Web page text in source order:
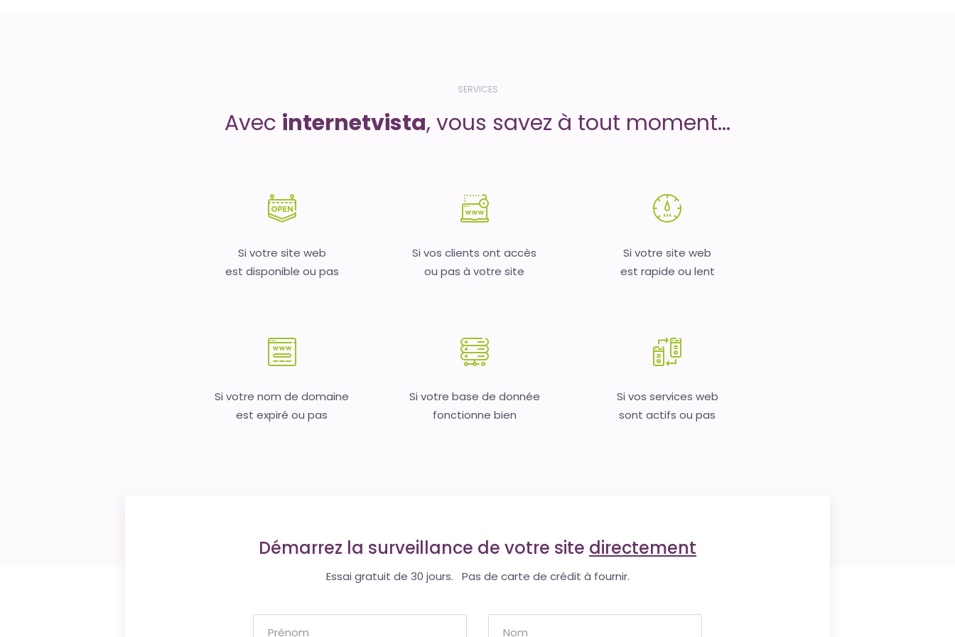
SERVICES
Avec internetvista, vous savez à tout moment...
Si votre site web
est disponible ou pas
Si vos clients ont accès
ou pas à votre site
Si votre site web
est rapide ou lent
Si votre nom de domaine
est expiré ou pas
Si votre base de donnée
fonctionne bien
Si vos services web
sont actifs ou pas
Démarrez la surveillance de votre site directement
Essai gratuit de 30 jours. Pas de carte de crédit à fournir.